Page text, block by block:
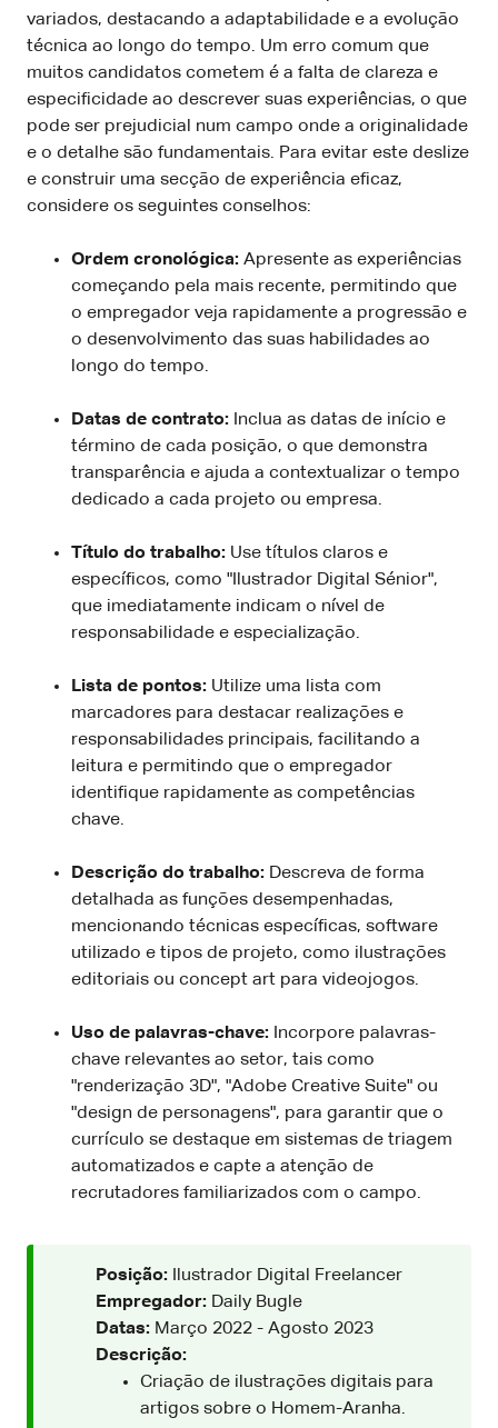
variados, destacando a adaptabilidade e a evolução
técnica ao longo do tempo. Um erro comum que
muitos candidatos cometem é a falta de clareza e
especificidade ao descrever suas experiências, o que
pode ser prejudicial num campo onde a originalidade
e o detalhe são fundamentais. Para evitar este deslize
e construir uma secção de experiência eficaz,
considere os seguintes conselhos:
Ordem cronológica: Apresente as experiências
começando pela mais recente, permitindo que
o empregador veja rapidamente a progressão e
o desenvolvimento das suas habilidades ao
longo do tempo.
Datas de contrato: Inclua as datas de início e
término de cada posição, o que demonstra
transparência e ajuda a contextualizar o tempo
dedicado a cada projeto ou empresa.
Título do trabalho: Use títulos claros e
específicos, como "Ilustrador Digital Sénior",
que imediatamente indicam o nível de
responsabilidade e especialização.
Lista de pontos: Utilize uma lista com
marcadores para destacar realizações e
responsabilidades principais, facilitando a
leitura e permitindo que o empregador
identifique rapidamente as competências
chave.
Descrição do trabalho: Descreva de forma
detalhada as funções desempenhadas,
mencionando técnicas específicas, software
utilizado e tipos de projeto, como ilustrações
editoriais ou concept art para videojogos.
Uso de palavras-chave: Incorpore palavras-
chave relevantes ao setor, tais como
"renderização 3D", "Adobe Creative Suite" ou
"design de personagens", para garantir que o
currículo se destaque em sistemas de triagem
automatizados e capte a atenção de
recrutadores familiarizados com o campo.
Posição: Ilustrador Digital Freelancer
Empregador: Daily Bugle
Datas: Março 2022 - Agosto 2023
Descrição:
Criação de ilustrações digitais para
artigos sobre o Homem-Aranha.